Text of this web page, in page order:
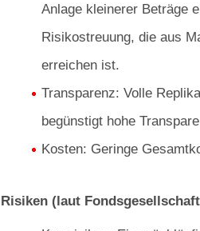
Anlage kleinerer Beträge
Risikostreuung, die aus
erreichen ist.
Transparenz: Volle
begünstigt hohe
Kosten: Geringe
Risiken (laut